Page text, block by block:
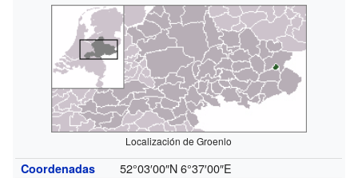
Localización de Groenlo
Coordenadas 52°03′00″N 6°37′00″E